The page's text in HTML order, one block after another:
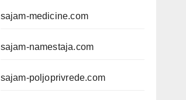
sajam-medicine.com
sajam-namestaja.com
sajam-poljoprivrede.com